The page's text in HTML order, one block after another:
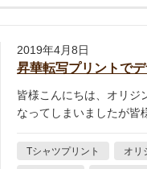
2019年4月8日
昇華転写プリントで
皆様こんにちは、オリジ
なってしまいましたが
Tシャツプリント オリ